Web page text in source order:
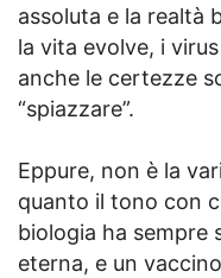
assoluta e la realtà
la vita evolve, i
anche le certezze
“spiazzare”.
Eppure, non è la
quanto il tono con
biologia ha sempre
eterna, e un